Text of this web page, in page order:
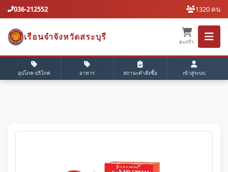
036-212552 1320 คน
เรือนจำจังหวัดสระบุรี
ตะกร้า
อุปโภค-บริโภค อาหาร สถานะคำสั่งซื้อ เข้าสู่ระบบ